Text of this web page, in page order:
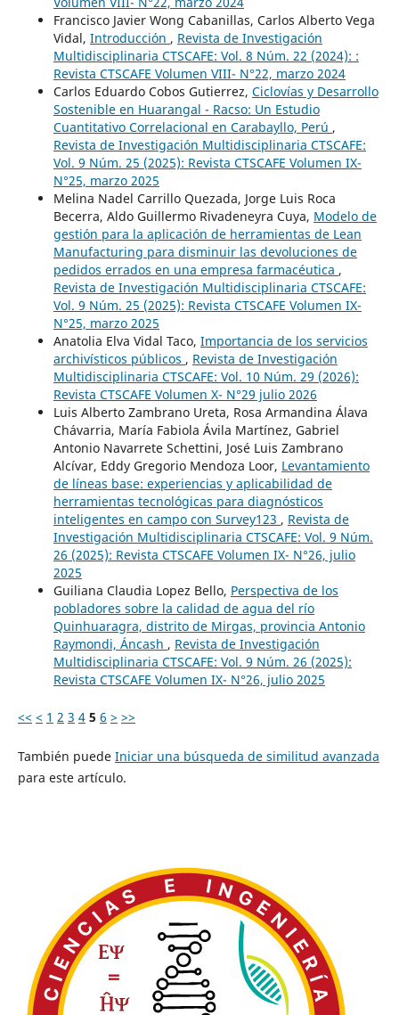
Francisco Javier Wong Cabanillas, Carlos Alberto Vega
Vidal, Introducción , Revista de Investigación
Multidisciplinaria CTSCAFE: Vol. 8 Núm. 22 (2024): :
Revista CTSCAFE Volumen VIII- N°22, marzo 2024
Carlos Eduardo Cobos Gutierrez, Ciclovías y Desarrollo
Sostenible en Huarangal - Racso: Un Estudio
Cuantitativo Correlacional en Carabayllo, Perú ,
Revista de Investigación Multidisciplinaria CTSCAFE:
Vol. 9 Núm. 25 (2025): Revista CTSCAFE Volumen IX-
N°25, marzo 2025
Melina Nadel Carrillo Quezada, Jorge Luis Roca
Becerra, Aldo Guillermo Rivadeneyra Cuya, Modelo de
gestión para la aplicación de herramientas de Lean
Manufacturing para disminuir las devoluciones de
pedidos errados en una empresa farmacéutica ,
Revista de Investigación Multidisciplinaria CTSCAFE:
Vol. 9 Núm. 25 (2025): Revista CTSCAFE Volumen IX-
N°25, marzo 2025
Anatolia Elva Vidal Taco, Importancia de los servicios
archivísticos públicos , Revista de Investigación
Multidisciplinaria CTSCAFE: Vol. 10 Núm. 29 (2026):
Revista CTSCAFE Volumen X- N°29 julio 2026
Luis Alberto Zambrano Ureta, Rosa Armandina Álava
Chávarria, María Fabiola Ávila Martínez, Gabriel
Antonio Navarrete Schettini, José Luis Zambrano
Alcívar, Eddy Gregorio Mendoza Loor, Levantamiento
de líneas base: experiencias y aplicabilidad de
herramientas tecnológicas para diagnósticos
inteligentes en campo con Survey123 , Revista de
Investigación Multidisciplinaria CTSCAFE: Vol. 9 Núm.
26 (2025): Revista CTSCAFE Volumen IX- N°26, julio
2025
Guiliana Claudia Lopez Bello, Perspectiva de los
pobladores sobre la calidad de agua del río
Quinhuaragra, distrito de Mirgas, provincia Antonio
Raymondi, Áncash , Revista de Investigación
Multidisciplinaria CTSCAFE: Vol. 9 Núm. 26 (2025):
Revista CTSCAFE Volumen IX- N°26, julio 2025
<< < 1 2 3 4 5 6 > >>
También puede Iniciar una búsqueda de similitud avanzada
para este artículo.